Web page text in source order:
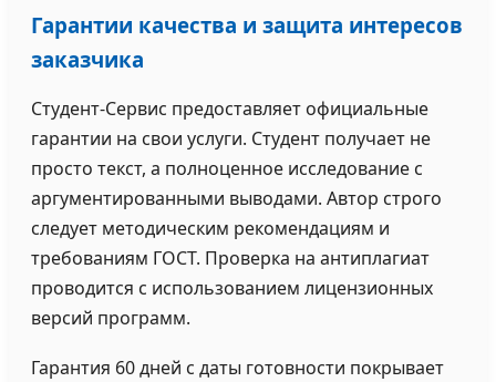
Гарантии качества и защита интересов
заказчика
Студент-Сервис предоставляет официальные
гарантии на свои услуги. Студент получает не
просто текст, а полноценное исследование с
аргументированными выводами. Автор строго
следует методическим рекомендациям и
требованиям ГОСТ. Проверка на антиплагиат
проводится с использованием лицензионных
версий программ.
Гарантия 60 дней с даты готовности покрывает